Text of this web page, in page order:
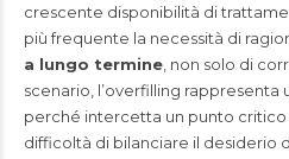
crescente disponibilità di
più frequente la necessità di
a lungo termine , non solo di
scenario, l’overfilling
perché intercetta un punto
difficoltà di bilanciare il desiderio